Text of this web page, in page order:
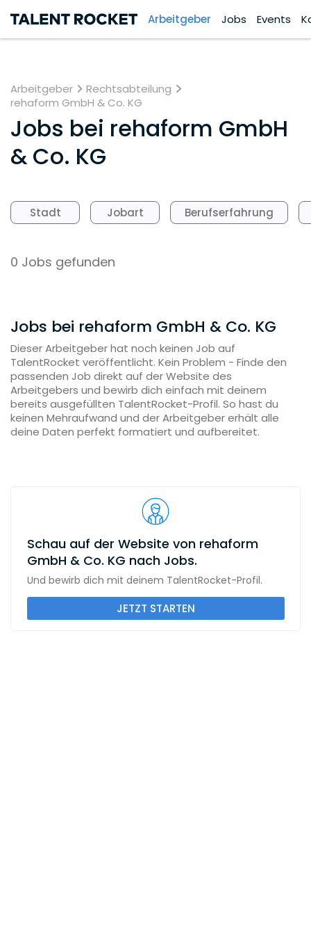
Arbeitgeber Jobs Events
Arbeitgeber
Rechtsabteilung
rehaform GmbH & Co. KG
Jobs bei rehaform GmbH
& Co. KG
Stadt Jobart Berufserfahrung
0 Jobs gefunden
Jobs bei rehaform GmbH & Co. KG
Dieser Arbeitgeber hat noch keinen Job auf
TalentRocket veröffentlicht. Kein Problem - Finde den
passenden Job direkt auf der Website des
Arbeitgebers und bewirb dich einfach mit deinem
bereits ausgefüllten TalentRocket-Profil. So hast du
keinen Mehraufwand und der Arbeitgeber erhält alle
deine Daten perfekt formatiert und aufbereitet.
Schau auf der Website von rehaform
GmbH & Co. KG nach Jobs.
Und bewirb dich mit deinem TalentRocket-Profil.
JETZT STARTEN